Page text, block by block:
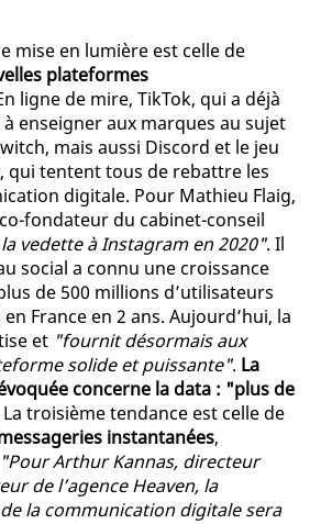
mise en lumière est celle de
plateformes
ligne de mire, TikTok, qui a déjà
enseigner aux marques au sujet
mais aussi Discord et le jeu
qui tentent tous de rebattre les
digitale. Pour Mathieu Flaig,
fondateur du cabinet-conseil
vedette à Instagram en 2020". Il
social a connu une croissance
de 500 millions d’utilisateurs
France en 2 ans. Aujourd’hui, la
et "fournit désormais aux
solide et puissante". La
concerne la data : "plus de
La troisième tendance est celle de
instantanées,
"Pour Arthur Kannas, directeur
de l’agence Heaven, la
la communication digitale sera